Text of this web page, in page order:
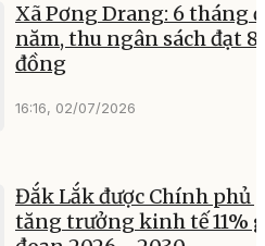
Xã Pơng Drang: 6 tháng
năm, thu ngân sách đạt
đồng
16:16, 02/07/2026
Đắk Lắk được Chính phủ
tăng trưởng kinh tế 11%